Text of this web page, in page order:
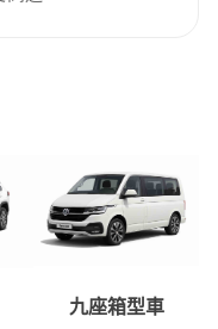
九座箱型車